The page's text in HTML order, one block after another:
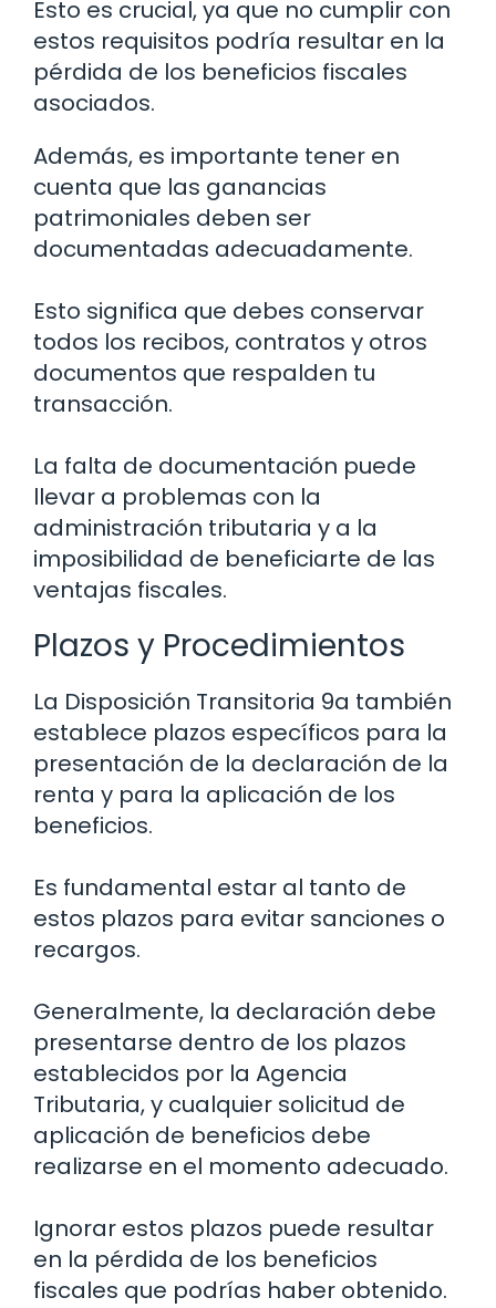
Esto es crucial, ya que no cumplir con
estos requisitos podría resultar en la
pérdida de los beneficios fiscales
asociados.
Además, es importante tener en
cuenta que las ganancias
patrimoniales deben ser
documentadas adecuadamente.
Esto significa que debes conservar
todos los recibos, contratos y otros
documentos que respalden tu
transacción.
La falta de documentación puede
llevar a problemas con la
administración tributaria y a la
imposibilidad de beneficiarte de las
ventajas fiscales.
Plazos y Procedimientos
La Disposición Transitoria 9a también
establece plazos específicos para la
presentación de la declaración de la
renta y para la aplicación de los
beneficios.
Es fundamental estar al tanto de
estos plazos para evitar sanciones o
recargos.
Generalmente, la declaración debe
presentarse dentro de los plazos
establecidos por la Agencia
Tributaria, y cualquier solicitud de
aplicación de beneficios debe
realizarse en el momento adecuado.
Ignorar estos plazos puede resultar
en la pérdida de los beneficios
fiscales que podrías haber obtenido.